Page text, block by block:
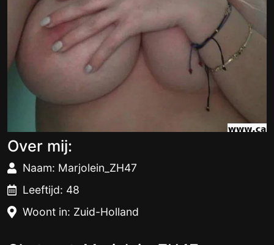
Over mij:
Naam: Marjolein_ZH47
Leeftijd: 48
Woont in: Zuid-Holland